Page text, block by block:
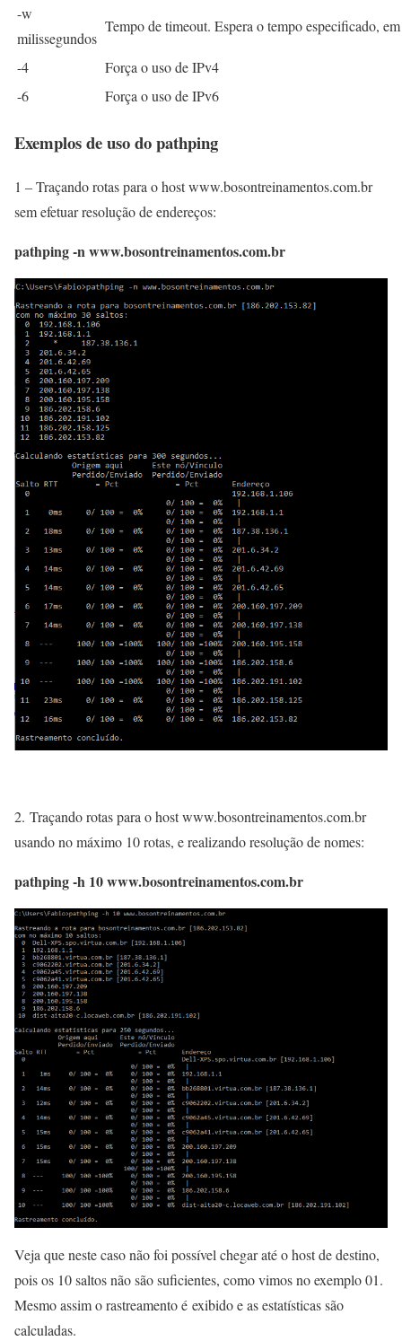
-w
milissegundos
Tempo de timeout. Espera o tempo especificado,
-4
Força o uso de IPv4
-6
Força o uso de IPv6
Exemplos de uso do pathping
1 – Traçando rotas para o host www.bosontreinamentos.com.br
sem efetuar resolução de endereços:
pathping -n www.bosontreinamentos.com.br
2. Traçando rotas para o host www.bosontreinamentos.com.br
usando no máximo 10 rotas, e realizando resolução de nomes:
pathping -h 10 www.bosontreinamentos.com.br
Veja que neste caso não foi possível chegar até o host de destino,
pois os 10 saltos não são suficientes, como vimos no exemplo 01.
Mesmo assim o rastreamento é exibido e as estatísticas são
calculadas.